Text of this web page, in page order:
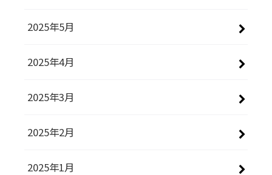
2025年5月
2025年4月
2025年3月
2025年2月
2025年1月